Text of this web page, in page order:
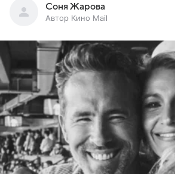
Соня Жарова
Автор Кино Mail